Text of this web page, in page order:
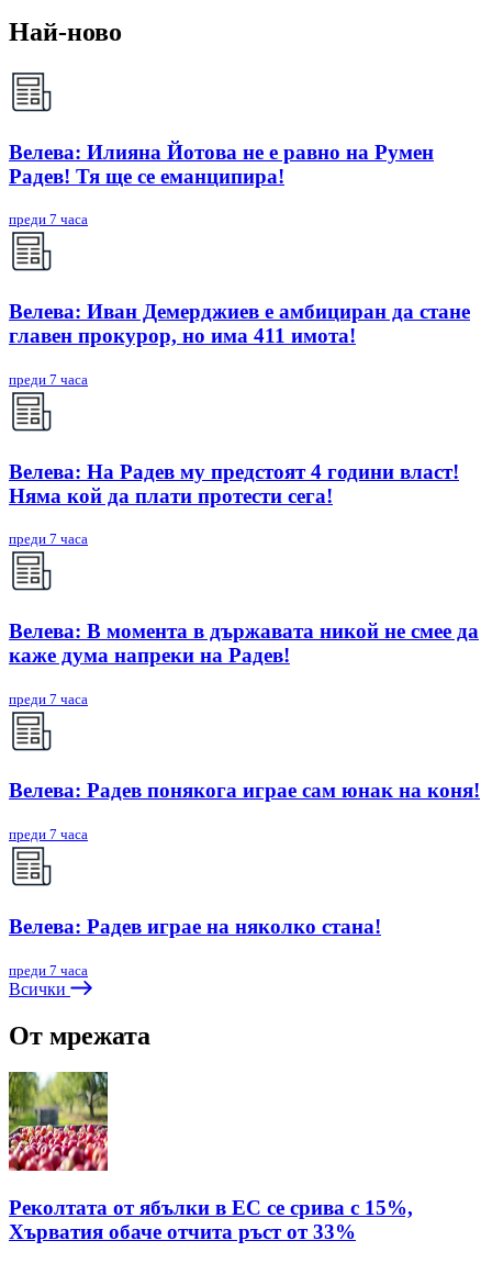
Най-ново
Велева: Илияна Йотова не е равно на Румен
Радев! Тя ще се еманципира!
преди 7 часа
Велева: Иван Демерджиев е амбициран да стане
главен прокурор, но има 411 имота!
преди 7 часа
Велева: На Радев му предстоят 4 години власт!
Няма кой да плати протести сега!
преди 7 часа
Велева: В момента в държавата никой не смее да
каже дума напреки на Радев!
преди 7 часа
Велева: Радев понякога играе сам юнак на коня!
преди 7 часа
Велева: Радев играе на няколко стана!
преди 7 часа
Всички
От мрежата
Реколтата от ябълки в ЕС се срива с 15%,
Хърватия обаче отчита ръст от 33%